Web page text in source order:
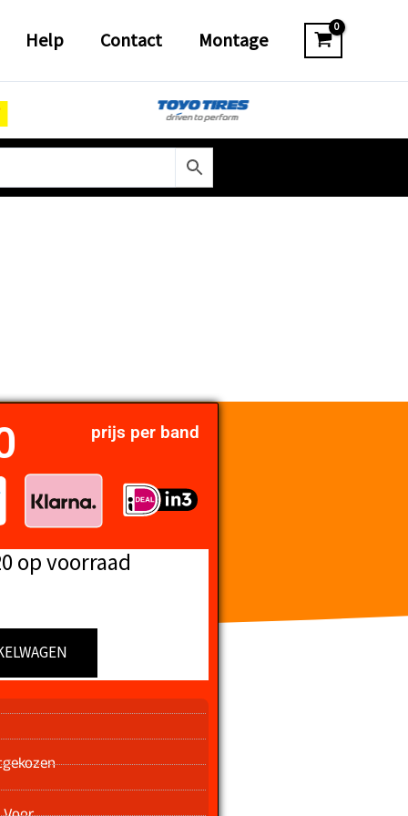
Help Contact Montage
prijs per band
op voorraad